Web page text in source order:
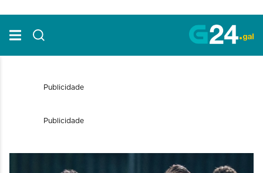
Publicidade
Publicidade